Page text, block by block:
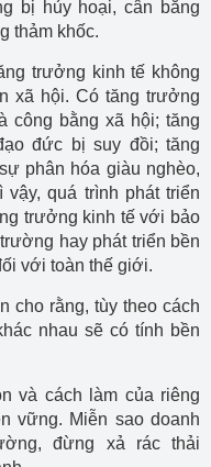
bị hủy hoại, cân bằng
thảm khốc.
trưởng kinh tế không
xã hội. Có tăng trưởng
công bằng xã hội; tăng
đức bị suy đồi; tăng
phân hóa giàu nghèo,
quá trình phát triển
trưởng kinh tế với bảo
hay phát triển bền
với toàn thế giới.
cho rằng, tùy theo cách
nhau sẽ có tính bền
và cách làm của riêng
vững. Miễn sao doanh
đừng xả rác thải